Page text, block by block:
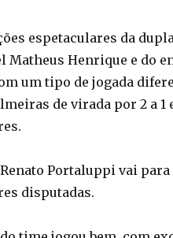
espetaculares da
Matheus Henrique e do
um tipo de jogada
de virada por 2 a
Portaluppi vai
disputadas.